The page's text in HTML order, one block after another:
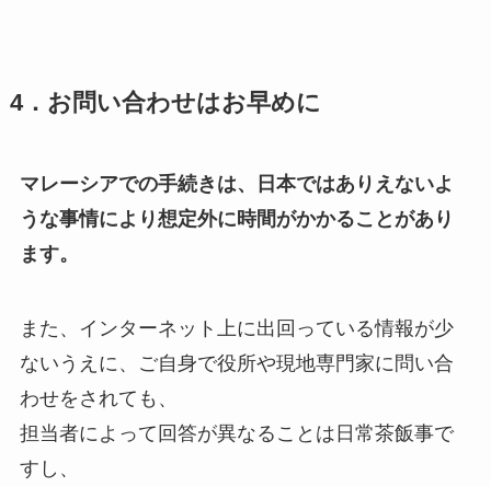
4．お問い合わせはお早めに
マレーシアでの手続きは、日本ではありえないよ
うな事情により想定外に時間がかかることがあり
ます。
また、インターネット上に出回っている情報が少
ないうえに、ご自身で役所や現地専門家に問い合
わせをされても、
担当者によって回答が異なることは日常茶飯事で
すし、